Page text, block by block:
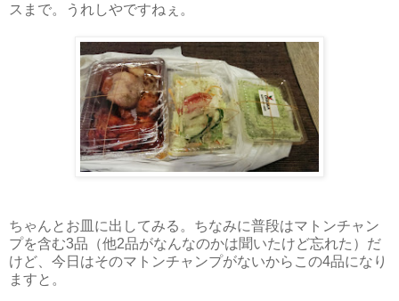
スまで。うれしやですねぇ。
ちゃんとお皿に出してみる。ちなみに普段はマトンチャン
プを含む3品（他2品がなんなのかは聞いたけど忘れた）だ
けど、今日はそのマトンチャンプがないからこの4品になり
ますと。